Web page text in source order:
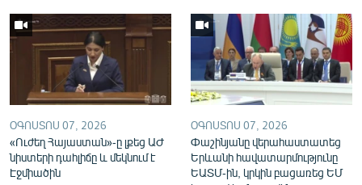
ՕԳՈՍՏՈՍ 07, 2026
«Ուժեղ Հայաստան»-ը լքեց ԱԺ
նիստերի դահլիճը և մեկնում է
Էջմիածին
ՕԳՈՍՏՈՍ 07, 2026
Փաշինյանը վերահաստատեց
Երևանի հավատարմությունը
ԵԱՏՄ-ին, կրկին բացառեց ԵՄ